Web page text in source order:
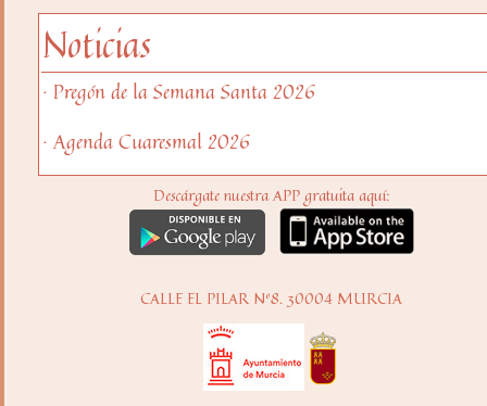
Noticias
· Pregón de la Semana Santa 2026
· Agenda Cuaresmal 2026
Descárgate nuestra APP gratuita aquí:
CALLE EL PILAR Nº8. 30004 MURCIA